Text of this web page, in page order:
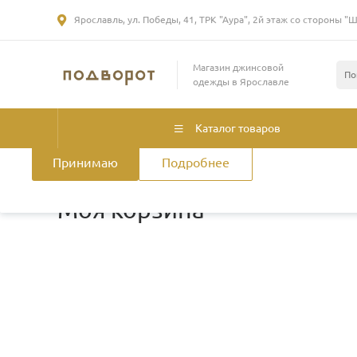
Мы используем файлы cookie, разработанные нашими
лицами, для анализа событий на нашем веб-сайте. Продолжая
Принимаю Подробнее
Ярославль, ул. Победы, 41, ТРК "Аура", 2й этаж со стороны
Магазин джинсовой
одежды в Ярославле
Каталог товаров
Главная / Корзина
Моя корзина